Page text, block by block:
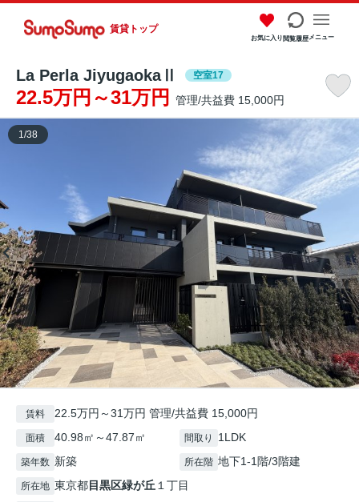
賃貸トップ
お気に入り閲覧履歴メニュー
La Perla JiyugaokaⅡ 空室17
22.5万円～31万円 管理/共益費 15,000円
1 /38
賃料 22.5万円～31万円 管理/共益費 15,000円
面積 40.98㎡～47.87㎡ 間取り 1LDK
築年数 新築 所在階 地下1-1階/3階建
所在地 東京都目黒区緑が丘 １丁目